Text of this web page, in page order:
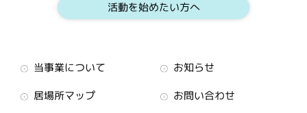
活動を始めたい方へ
当事業について
お知らせ
居場所マップ
お問い合わせ